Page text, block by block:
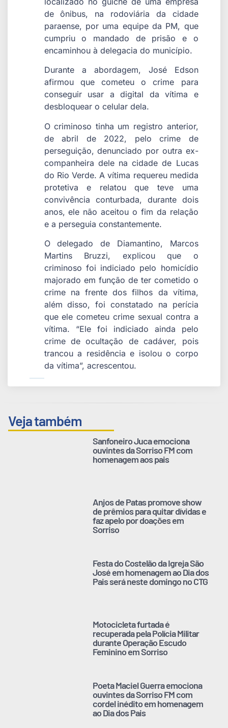
de ônibus, na rodoviária da cidade
paraense, por uma equipe da PM, que
cumpriu o mandado de prisão e o
encaminhou à delegacia do município.
Durante a abordagem, José Edson
afirmou que cometeu o crime para
conseguir usar a digital da vítima e
desbloquear o celular dela.
O criminoso tinha um registro anterior,
de abril de 2022, pelo crime de
perseguição, denunciado por outra ex-
companheira dele na cidade de Lucas
do Rio Verde. A vítima requereu medida
protetiva e relatou que teve uma
convivência conturbada, durante dois
anos, ele não aceitou o fim da relação
e a perseguia constantemente.
O delegado de Diamantino, Marcos
Martins Bruzzi, explicou que o
criminoso foi indiciado pelo homicídio
majorado em função de ter cometido o
crime na frente dos filhos da vítima,
além disso, foi constatado na perícia
que ele cometeu crime sexual contra a
vítima. “Ele foi indiciado ainda pelo
crime de ocultação de cadáver, pois
trancou a residência e isolou o corpo
da vítima”, acrescentou.
Veja também
Sanfoneiro Juca emociona
ouvintes da Sorriso FM com
homenagem aos pais
Anjos de Patas promove show
de prêmios para quitar dívidas e
faz apelo por doações em
Sorriso
Festa do Costelão da Igreja São
José em homenagem ao Dia dos
Pais será neste domingo no CTG
Motocicleta furtada é
recuperada pela Polícia Militar
durante Operação Escudo
Feminino em Sorriso
Poeta Maciel Guerra emociona
ouvintes da Sorriso FM com
cordel inédito em homenagem
ao Dia dos Pais